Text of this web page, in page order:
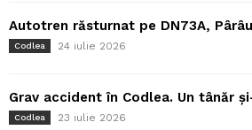
Autotren răsturnat pe DN73A,
Codlea 24 iulie 2026
Grav accident în Codlea. Un tânăr
Codlea 23 iulie 2026